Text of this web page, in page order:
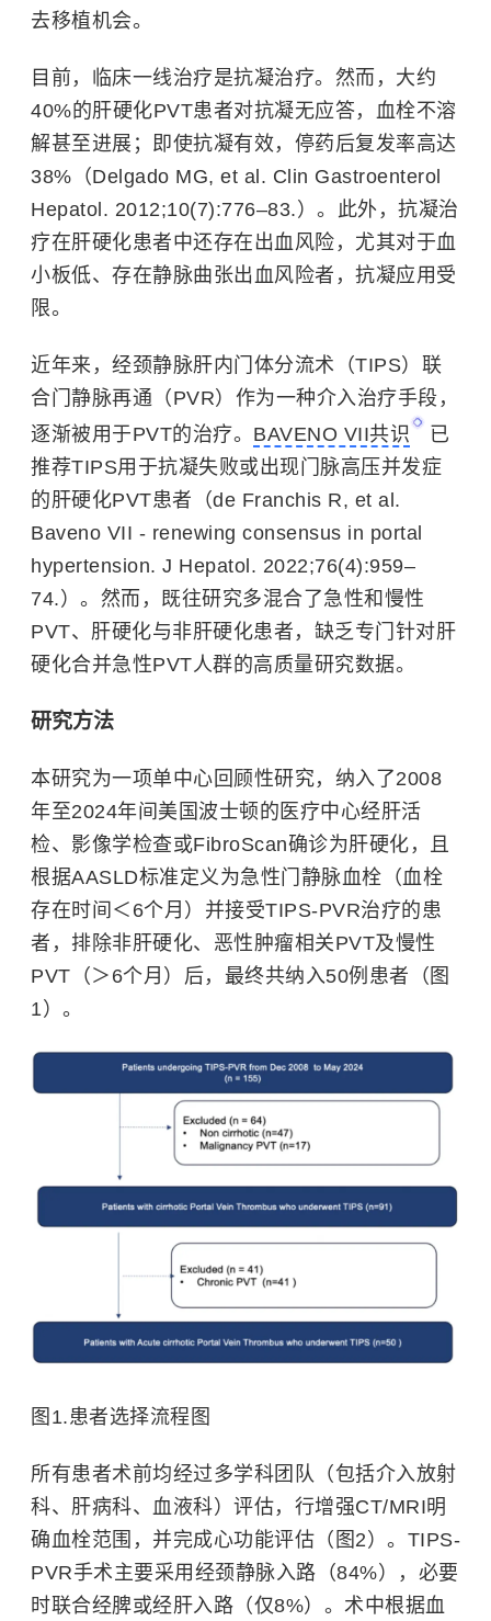
去移植机会。
目前，临床一线治疗是抗凝治疗。然而，大约
40%的肝硬化PVT患者对抗凝无应答，血栓不溶
解甚至进展；即使抗凝有效，停药后复发率高达
38%（Delgado MG, et al. Clin Gastroenterol
Hepatol. 2012;10(7):776–83.）。此外，抗凝治
疗在肝硬化患者中还存在出血风险，尤其对于血
小板低、存在静脉曲张出血风险者，抗凝应用受
限。
近年来，经颈静脉肝内门体分流术（TIPS）联
合门静脉再通（PVR）作为一种介入治疗手段，
逐渐被用于PVT的治疗。 BAVENO VII共识
已
推荐TIPS用于抗凝失败或出现门脉高压并发症
的肝硬化PVT患者（de Franchis R, et al.
Baveno VII - renewing consensus in portal
hypertension. J Hepatol. 2022;76(4):959–
74.）。然而，既往研究多混合了急性和慢性
PVT、肝硬化与非肝硬化患者，缺乏专门针对肝
硬化合并急性PVT人群的高质量研究数据。
研究方法
本研究为一项单中心回顾性研究，纳入了2008
年至2024年间美国波士顿的医疗中心经肝活
检、影像学检查或FibroScan确诊为肝硬化，且
根据AASLD标准定义为急性门静脉血栓（血栓
存在时间＜6个月）并接受TIPS-PVR治疗的患
者，排除非肝硬化、恶性肿瘤相关PVT及慢性
PVT（＞6个月）后，最终共纳入50例患者（图
1）。
图1.患者选择流程图
所有患者术前均经过多学科团队（包括介入放射
科、肝病科、血液科）评估，行增强CT/MRI明
确血栓范围，并完成心功能评估（图2）。TIPS-
PVR手术主要采用经颈静脉入路（84%），必要
时联合经脾或经肝入路（仅8%）。术中根据血